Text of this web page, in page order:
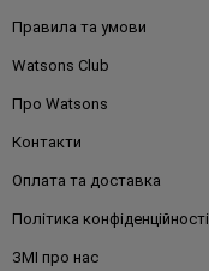
Правила та умови
Watsons Club
Про Watsons
Контакти
Оплата та доставка
Політика конфіденційності
ЗМІ про нас